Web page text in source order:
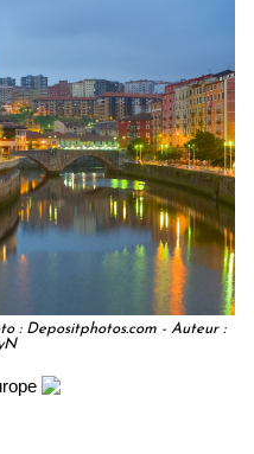
: Depositphotos.com - Auteur :